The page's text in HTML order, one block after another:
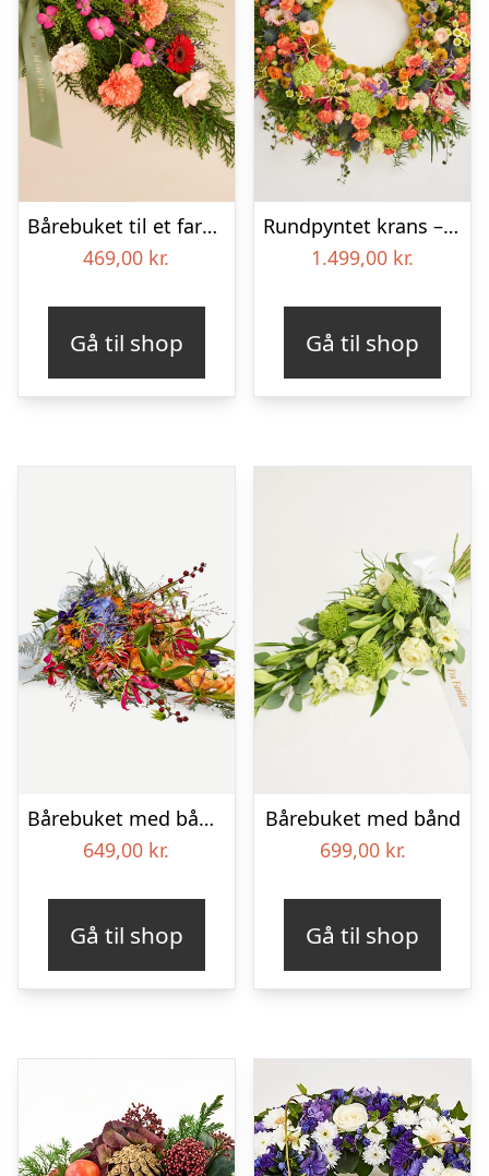
Bårebuket til et farverigt minde med bånd
469,00 kr.
Gå til shop
Rundpyntet krans – Et farverigt farvel
1.499,00 kr.
Gå til shop
Bårebuket med bånd – Et farverigt farvel
649,00 kr.
Gå til shop
Bårebuket med bånd
699,00 kr.
Gå til shop